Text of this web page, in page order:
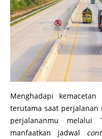
Menghadapi
terutama saat perjalanan
perjalananmu
manfaatkan jadwal